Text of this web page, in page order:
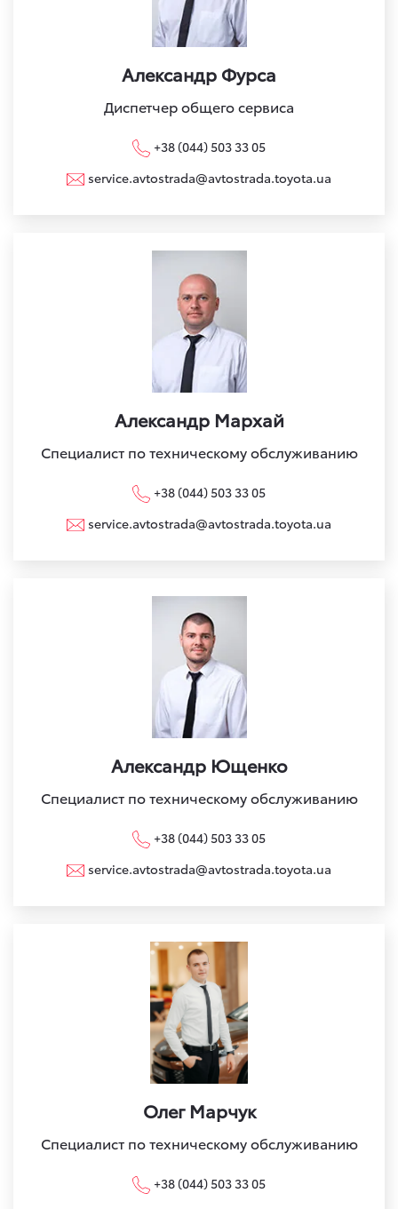
Александр Фурса
Диспетчер общего сервиса
+38 (044) 503 33 05
service.avtostrada@avtostrada.toyota.ua
Александр Мархай
Специалист по техническому обслуживанию
+38 (044) 503 33 05
service.avtostrada@avtostrada.toyota.ua
Александр Ющенко
Специалист по техническому обслуживанию
+38 (044) 503 33 05
service.avtostrada@avtostrada.toyota.ua
Олег Марчук
Специалист по техническому обслуживанию
+38 (044) 503 33 05